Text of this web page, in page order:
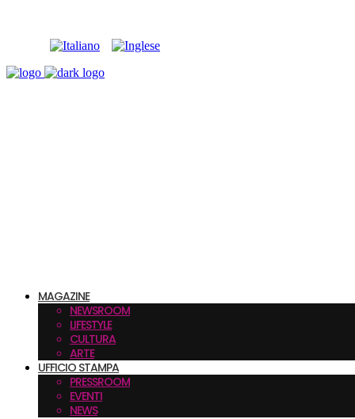
MAGAZINE
NEWSROOM
LIFESTYLE
CULTURA
ARTE
UFFICIO STAMPA
PRESSROOM
EVENTI
NEWS